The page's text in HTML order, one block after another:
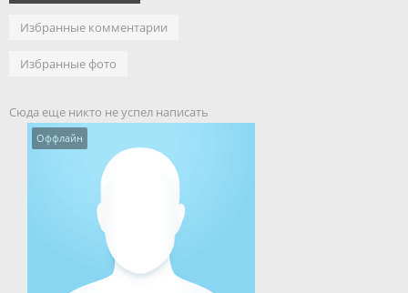
Избранные комментарии
Избранные фото
Сюда еще никто не успел написать
Оффлайн